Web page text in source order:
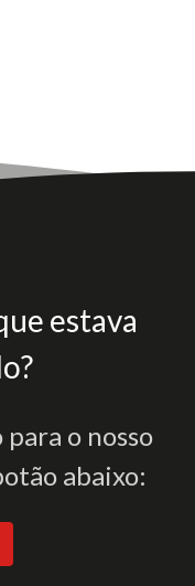
estava
o nosso
abaixo: